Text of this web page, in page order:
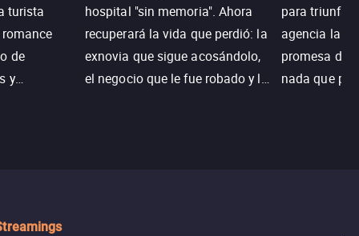
turista
de
y
hospital "sin memoria". Ahora
recuperará la vida que perdió: la
exnovia que sigue acosándolo,
el negocio que le fue robado y la
para triunfar
agencia la
promesa de
nada que